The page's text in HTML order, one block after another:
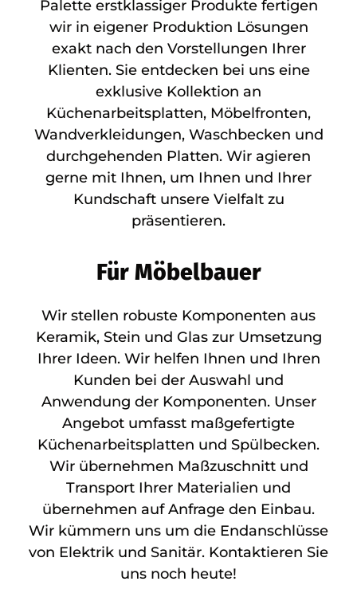
Palette erstklassiger Produkte fertigen
wir in eigener Produktion Lösungen
exakt nach den Vorstellungen Ihrer
Klienten. Sie entdecken bei uns eine
exklusive Kollektion an
Küchenarbeitsplatten, Möbelfronten,
Wandverkleidungen, Waschbecken und
durchgehenden Platten. Wir agieren
gerne mit Ihnen, um Ihnen und Ihrer
Kundschaft unsere Vielfalt zu
präsentieren.
Für Möbelbauer
Wir stellen robuste Komponenten aus
Keramik, Stein und Glas zur Umsetzung
Ihrer Ideen. Wir helfen Ihnen und Ihren
Kunden bei der Auswahl und
Anwendung der Komponenten. Unser
Angebot umfasst maßgefertigte
Küchenarbeitsplatten und Spülbecken.
Wir übernehmen Maßzuschnitt und
Transport Ihrer Materialien und
übernehmen auf Anfrage den Einbau.
Wir kümmern uns um die Endanschlüsse
von Elektrik und Sanitär. Kontaktieren Sie
uns noch heute!